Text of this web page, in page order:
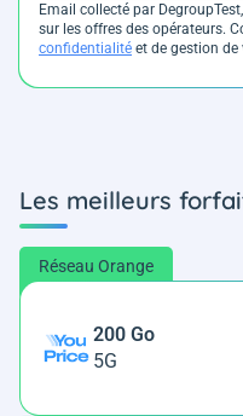
Email collecté par
sur les offres des opérateurs.
confidentialité et de gestion de
Les meilleurs
Réseau Orange
200 Go
5G